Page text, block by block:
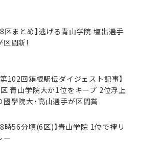
8区まとめ】逃げる青山学院 塩出選手
区間新!
第102回箱根駅伝ダイジェスト記事】
青山学院大が1位をキープ 2位浮上
國學院大・高山選手が区間賞
8時56分頃(6区)】青山学院 1位で襷リ
ー